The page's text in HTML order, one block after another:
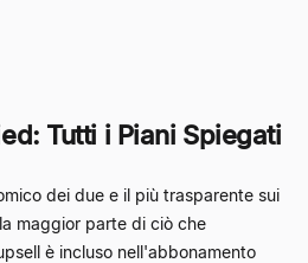
Tutti i Piani Spiegati
dei due e il più trasparente sui
maggior parte di ciò che
è incluso nell'abbonamento